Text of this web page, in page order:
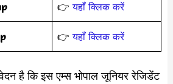
👉यहाँ क्लिक करें
👉यहाँ क्लिक करें
है कि इस एम्स भोपाल जूनियर रेजिडेंट